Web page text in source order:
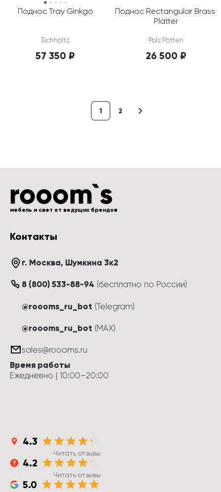
Поднос Tray Ginkgo
Eichholtz
57 350 ₽
Поднос Rectangular Brass
Platter
Pols Potten
26 500 ₽
1 2
мебель и свет от ведущих брендов
Контакты
г. Москва, Шумкина 3к2
8 (800) 533-88-94 (бесплатно по России)
@roooms_ru_bot (Telegram)
@roooms_ru_bot (MAX)
sales@roooms.ru
Время работы
Ежедневно | 10:00–20:00
4.3
Читать отзывы
4.2
Читать отзывы
5.0